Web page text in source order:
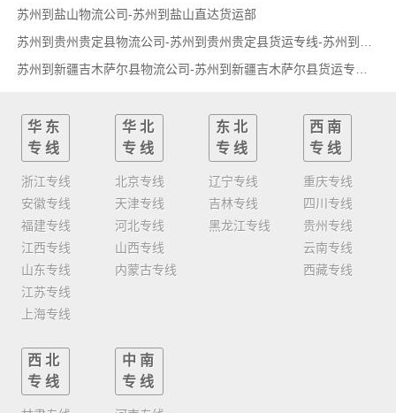
苏州到盐山物流公司-苏州到盐山直达货运部
华东
专线
浙江专线
安徽专线
福建专线
江西专线
山东专线
江苏专线
上海专线
华北
专线
北京专线
天津专线
河北专线
山西专线
内蒙古专线
东北
专线
辽宁专线
吉林专线
黑龙江专线
西南
专线
重庆专线
四川专线
贵州专线
云南专线
西藏专线
西北
专线
中南
专线